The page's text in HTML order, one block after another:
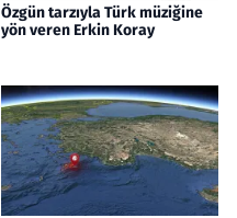
Özgün tarzıyla Türk müziğine
yön veren Erkin Koray